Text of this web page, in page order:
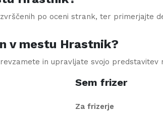
po oceni strank, ter primerjajte
v mestu Hrastnik?
in upravljate svojo predstavitev
Sem frizer
Za frizerje